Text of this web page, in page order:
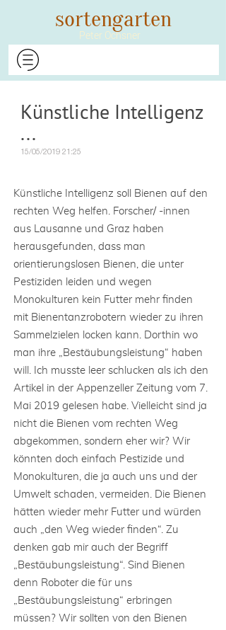
Peter Ochsner​​​​​​​
​​​​​​​sortengarten
Künstliche Intelligenz
...
15/05/2019 21:25
Künstliche Intelligenz soll Bienen auf den
rechten Weg helfen. Forscher/ -innen
aus Lausanne und Graz haben
herausgefunden, dass man
orientierungslosen Bienen, die unter
Pestiziden leiden und wegen
Monokulturen kein Futter mehr finden
mit Bienentanzrobotern wieder zu ihren
Sammelzielen locken kann. Dorthin wo
man ihre „Bestäubungsleistung“ haben
will. Ich musste leer schlucken als ich den
Artikel in der Appenzeller Zeitung vom 7.
Mai 2019 gelesen habe. Vielleicht sind ja
nicht die Bienen vom rechten Weg
abgekommen, sondern eher wir? Wir
könnten doch einfach Pestizide und
Monokulturen, die ja auch uns und der
Umwelt schaden, vermeiden. Die Bienen
hätten wieder mehr Futter und würden
auch „den Weg wieder finden“. Zu
denken gab mir auch der Begriff
„Bestäubungsleistung“. Sind Bienen
denn Roboter die für uns
„Bestäubungsleistung“ erbringen
müssen? Wir sollten von den Bienen